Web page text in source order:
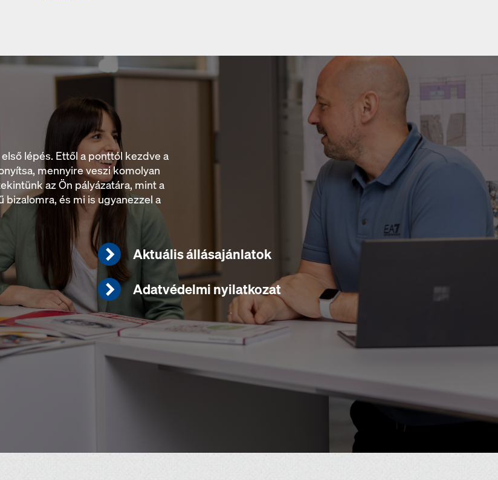
lépés. Ettől a ponttól kezdve a
mennyire veszi komolyan
az Ön pályázatára, mint a
és mi is ugyanezzel a
Aktuális állásajánlatok
Adatvédelmi nyilatkozat